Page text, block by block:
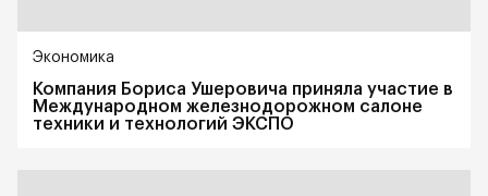
Экономика
Компания Бориса Ушеровича приняла участие в
Международном железнодорожном салоне
техники и технологий ЭКСПО